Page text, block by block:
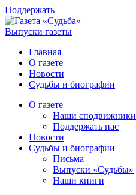
Поддержать
Выпуски газеты
Главная
О газете
Новости
Судьбы и биографии
О газете
Наши сподвижники
Поддержать нас
Новости
Судьбы и биографии
Письма
Выпуски «Судьбы»
Наши книги